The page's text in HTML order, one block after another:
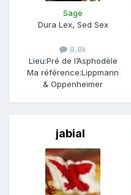
Sage
Dura Lex, Sed Sex
8,8k
Lieu:Pré de l’Asphodèle
Ma référence:Lippmann
& Oppenheimer
jabial